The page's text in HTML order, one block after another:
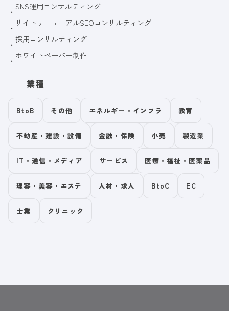
SNS運用コンサルティング
サイトリニューアルSEOコンサルティング
採用コンサルティング
ホワイトペーパー制作
業種
BtoB その他 エネルギー・インフラ 教育
不動産・建設・設備 金融・保険 小売 製造業
IT・通信・メディア サービス 医療・福祉・医薬品
理容・美容・エステ 人材・求人 BtoC EC
士業 クリニック